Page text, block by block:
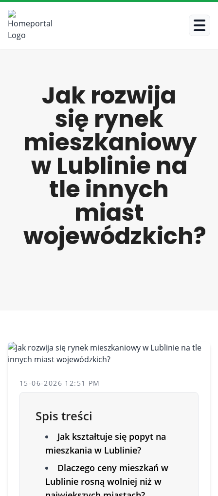
Jak rozwija
się rynek
mieszkaniowy
w Lublinie na
tle innych
miast
wojewódzkich?
15-06-2026 12:51 PM
Spis treści
Jak kształtuje się popyt na
mieszkania w Lublinie?
Dlaczego ceny mieszkań w
Lublinie rosną wolniej niż w